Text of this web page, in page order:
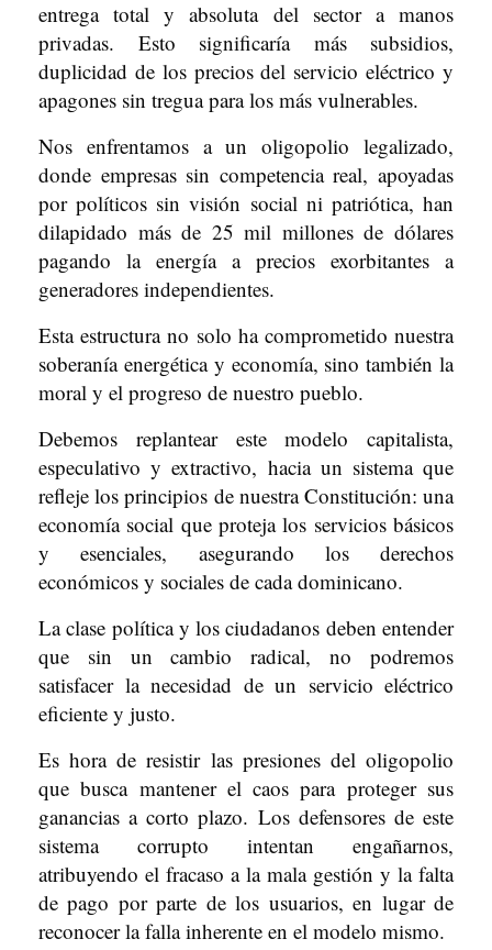
entrega total y absoluta del sector a manos
privadas. Esto significaría más subsidios,
duplicidad de los precios del servicio eléctrico y
apagones sin tregua para los más vulnerables.
Nos enfrentamos a un oligopolio legalizado,
donde empresas sin competencia real, apoyadas
por políticos sin visión social ni patriótica, han
dilapidado más de 25 mil millones de dólares
pagando la energía a precios exorbitantes a
generadores independientes.
Esta estructura no solo ha comprometido nuestra
soberanía energética y economía, sino también la
moral y el progreso de nuestro pueblo.
Debemos replantear este modelo capitalista,
especulativo y extractivo, hacia un sistema que
refleje los principios de nuestra Constitución: una
economía social que proteja los servicios básicos
y esenciales, asegurando los derechos
económicos y sociales de cada dominicano.
La clase política y los ciudadanos deben entender
que sin un cambio radical, no podremos
satisfacer la necesidad de un servicio eléctrico
eficiente y justo.
Es hora de resistir las presiones del oligopolio
que busca mantener el caos para proteger sus
ganancias a corto plazo. Los defensores de este
sistema corrupto intentan engañarnos,
atribuyendo el fracaso a la mala gestión y la falta
de pago por parte de los usuarios, en lugar de
reconocer la falla inherente en el modelo mismo.